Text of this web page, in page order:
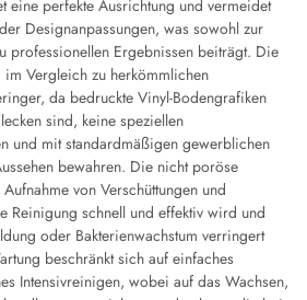
eine perfekte Ausrichtung und vermeidet
Designanpassungen, was sowohl zur
professionellen Ergebnissen beiträgt. Die
Vergleich zu herkömmlichen
da bedruckte Vinyl-Bodengrafiken
sind, keine speziellen
und mit standardmäßigen gewerblichen
bewahren. Die nicht poröse
von Verschüttungen und
Reinigung schnell und effektiv wird und
oder Bakterienwachstum verringert
beschränkt sich auf einfaches
Intensivreinigen, wobei auf das Wachsen,